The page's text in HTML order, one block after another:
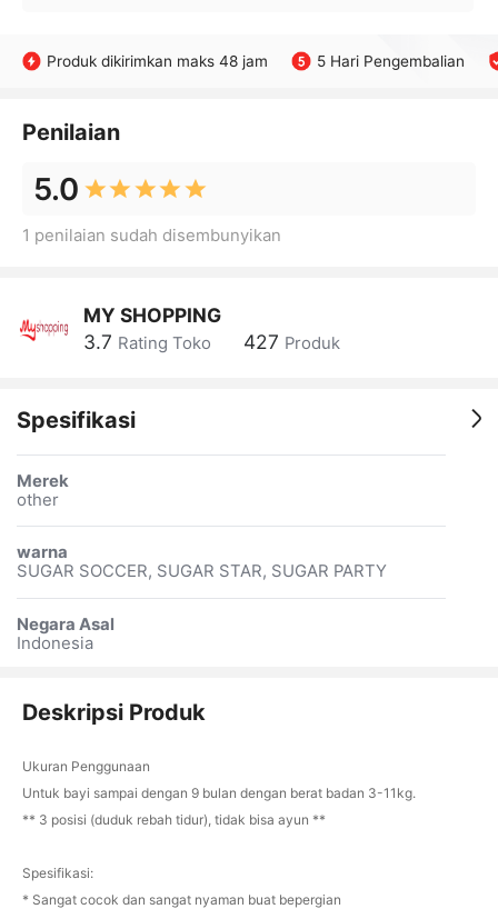
Produk dikirimkan maks 48 jam 5 Hari Pengembalian
Penilaian
5.0
1 penilaian sudah disembunyikan
MY SHOPPING
3.7 Rating Toko 427 Produk
Spesifikasi
Merek
other
warna
SUGAR SOCCER, SUGAR STAR, SUGAR PARTY
Negara Asal
Indonesia
Deskripsi Produk
Ukuran Penggunaan
Untuk bayi sampai dengan 9 bulan dengan berat badan 3-11kg.
** 3 posisi (duduk rebah tidur), tidak bisa ayun **
Spesifikasi:
* Sangat cocok dan sangat nyaman buat bepergian